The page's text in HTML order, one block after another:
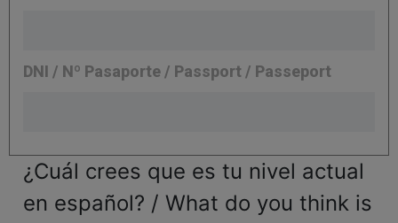
DNI / Nº Pasaporte / Passport / Passeport
¿Cuál crees que es tu nivel actual
en español? / What do you think is